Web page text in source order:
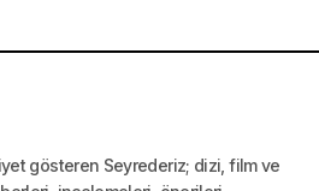
gösteren Seyrederiz; dizi, film ve